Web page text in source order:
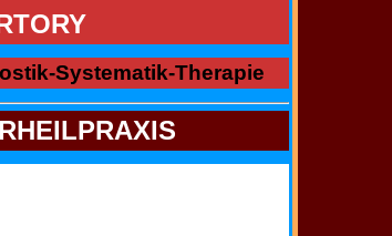
Systematik-Therapie